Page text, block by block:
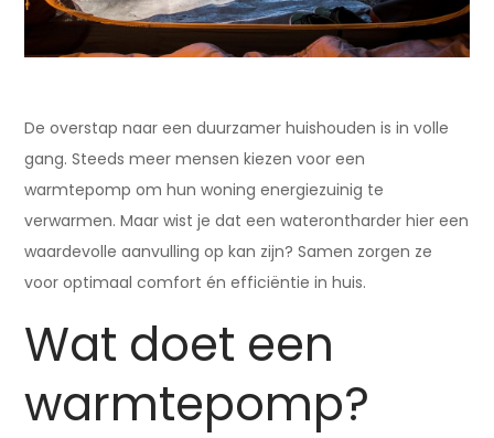
De overstap naar een duurzamer huishouden is in volle
gang. Steeds meer mensen kiezen voor een
warmtepomp om hun woning energiezuinig te
verwarmen. Maar wist je dat een waterontharder hier een
waardevolle aanvulling op kan zijn? Samen zorgen ze
voor optimaal comfort én efficiëntie in huis.
Wat doet een
warmtepomp?